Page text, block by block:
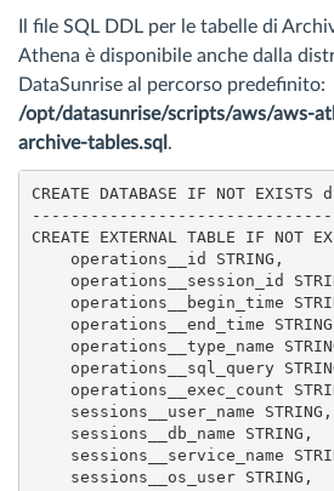
Il file SQL DDL per le tabelle di
Athena è disponibile anche dalla
DataSunrise al percorso predefinito:
/opt/datasunrise/scripts/aws/aws-
archive-tables.sql .
CREATE DATABASE IF NOT
CREATE EXTERNAL TABLE IF
    operations__id STRING,
operations__session_id
operations__begin_time
operations__end_time
operations__type_name
operations__sql_query
operations__exec_count
    sessions__user_name STRING,
    sessions__db_name STRING,
sessions__service_name
    sessions__os_user STRING,